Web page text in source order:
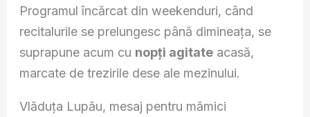
Programul încărcat din weekenduri, când
recitalurile se prelungesc până dimineața, se
suprapune acum cu nopți agitateacasă,
marcate de trezirile dese ale mezinului.
Vlăduța Lupău, mesaj pentru mămici